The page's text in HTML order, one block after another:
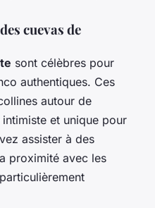
cuevas de
sont célèbres pour
authentiques. Ces
autour de
et unique pour
assister à des
proximité avec les